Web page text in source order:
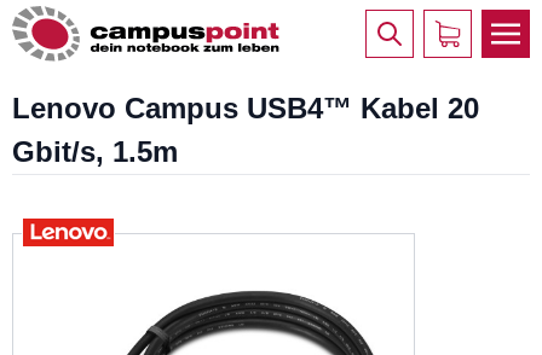
Lenovo Campus USB4™ Kabel 20
Gbit/s, 1.5m